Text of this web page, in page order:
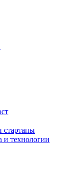
стартапы
технологии